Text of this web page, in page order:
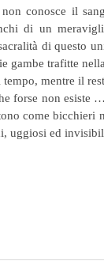
conosce il
di un
di questo
gambe trafitte
mentre il
forse non esiste
come bicchieri
uggiosi ed